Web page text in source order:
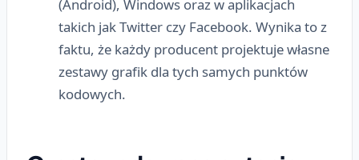
(Android), Windows oraz w aplikacjach
takich jak Twitter czy Facebook. Wynika to z
faktu, że każdy producent projektuje własne
zestawy grafik dla tych samych punktów
kodowych.